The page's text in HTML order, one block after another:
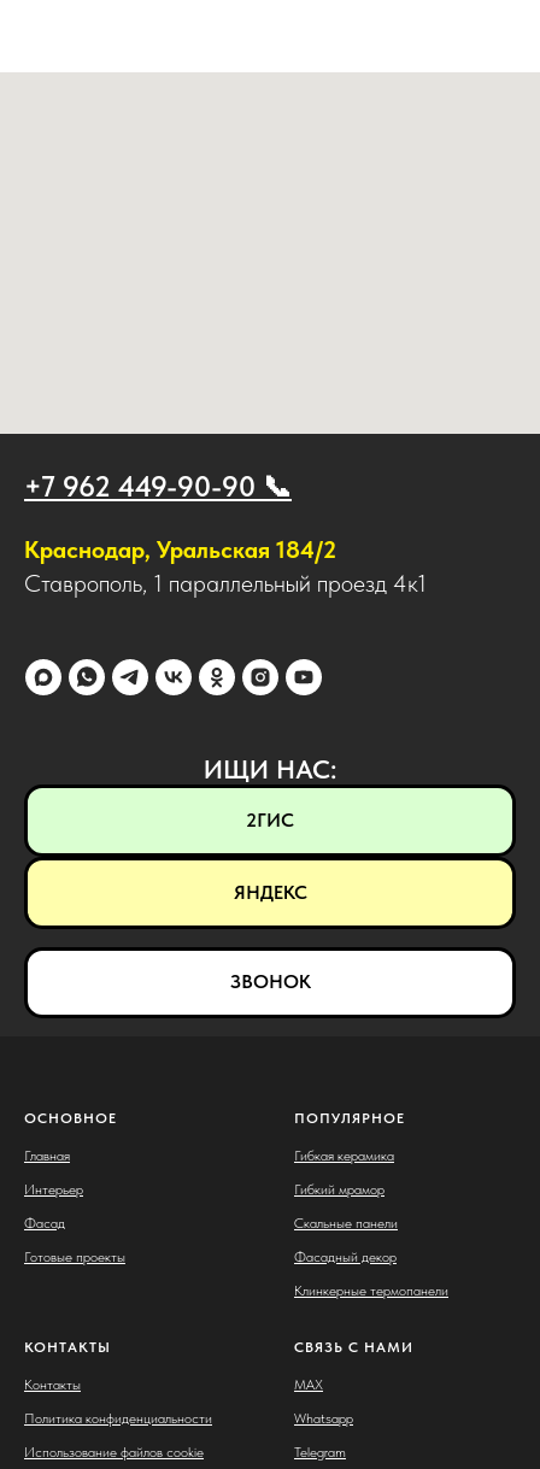
+7 962 449-90-90 📞
Краснодар, Уральская 184/2
Ставрополь, 1 параллельный проезд 4к1
ИЩИ НАС:
2ГИС
ЯНДЕКС
ЗВОНОК
ОСНОВНОЕ
Главная
Интерьер
Фасад
Готовые проекты
ПОПУЛЯРНОЕ
Гибкая керамика
Гибкий мрамор
Скальные панели
Фасадный декор
Клинкерные термопанели
КОНТАКТЫ
Контакты
Политика конфиденциальности
Использование файлов cookie
СВЯЗЬ С НАМИ
MAX
Whatsapp
Telegram